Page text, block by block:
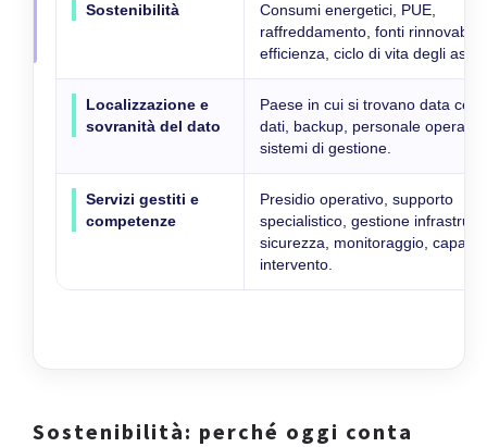
Sostenibilità
Consumi energetici, PUE,
raffreddamento, fonti rinnovabili,
efficienza, ciclo di vita degli
Localizzazione e
sovranità del dato
Paese in cui si trovano data
dati, backup, personale
sistemi di gestione.
Servizi gestiti e
competenze
Presidio operativo, supporto
specialistico, gestione
sicurezza, monitoraggio,
intervento.
Sostenibilità: perché oggi conta